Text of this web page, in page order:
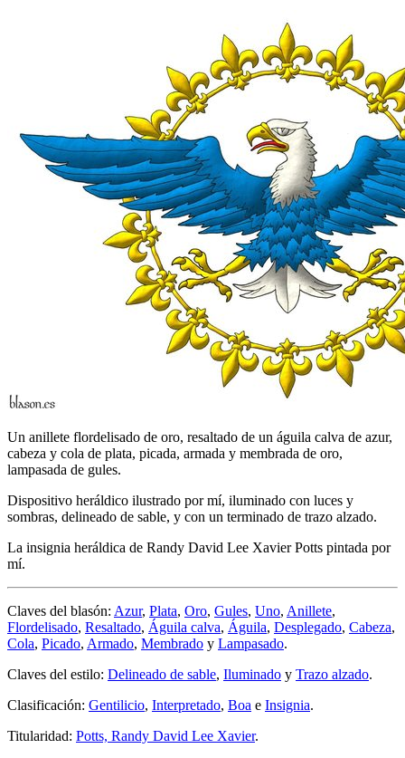
Un anillete flordelisado de oro, resaltado de un águila calva de azur,
cabeza y cola de plata, picada, armada y membrada de oro,
lampasada de gules.
Dispositivo heráldico ilustrado por mí, iluminado con luces y
sombras, delineado de sable, y con un terminado de trazo alzado.
La insignia heráldica de Randy David Lee Xavier Potts pintada por
mí.
Claves del blasón: Azur, Plata, Oro, Gules, Uno, Anillete,
Flordelisado, Resaltado, Águila calva, Águila, Desplegado, Cabeza,
Cola, Picado, Armado, Membrado y Lampasado.
Claves del estilo: Delineado de sable, Iluminado y Trazo alzado.
Clasificación: Gentilicio, Interpretado, Boa e Insignia.
Titularidad: Potts, Randy David Lee Xavier.